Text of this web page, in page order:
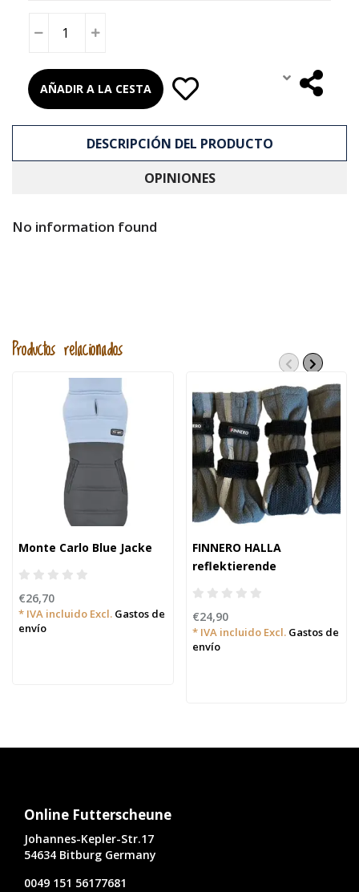
AÑADIR A LA CESTA
DESCRIPCIÓN DEL PRODUCTO
OPINIONES
No information found
Productos relacionados
Monte Carlo Blue Jacke
€26,70
* IVA incluido Excl. Gastos de
envío
FINNERO HALLA
reflektierende
Hundestiefel, 4 Stück
€24,90
* IVA incluido Excl. Gastos de
envío
Online Futterscheune
Johannes-Kepler-Str.17
54634 Bitburg Germany
0049 151 56177681